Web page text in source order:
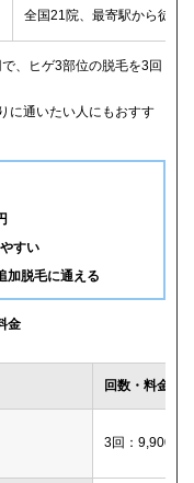
全国21院、最寄駅から徒歩
、ヒゲ3部位の脱毛を3回
に通いたい人にもおすす
すい
加脱毛に通える
金
回数・料金
3回：9,900円